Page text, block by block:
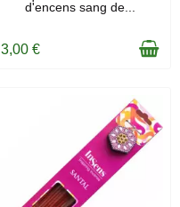
d'encens sang de...
3,00 €